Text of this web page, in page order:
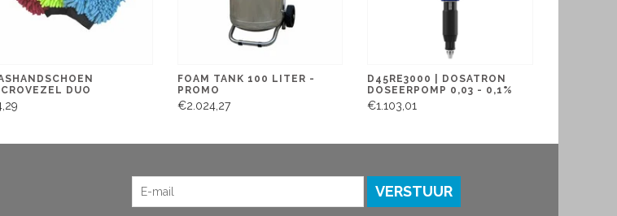
DUO
FOAM TANK 100 LITER -
PROMO
€2.024,27
D45RE3000 | DOSATRON
DOSEERPOMP 0,03 - 0,1%
€1.103,01
VERSTUUR